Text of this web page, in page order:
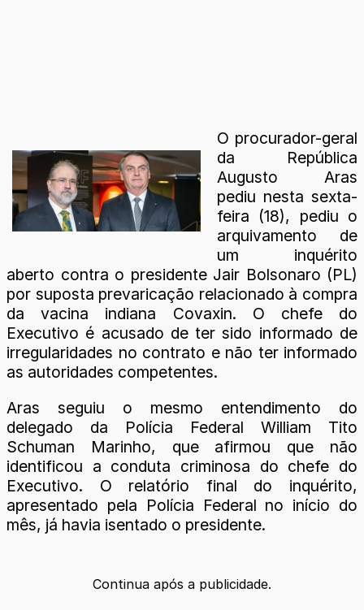
O procurador-geral
da República
Augusto Aras
pediu nesta sexta-
feira (18), pediu o
arquivamento de
um inquérito
aberto contra o presidente Jair Bolsonaro (PL)
por suposta prevaricação relacionado à compra
da vacina indiana Covaxin. O chefe do
Executivo é acusado de ter sido informado de
irregularidades no contrato e não ter informado
as autoridades competentes.
Aras seguiu o mesmo entendimento do
delegado da Polícia Federal William Tito
Schuman Marinho, que afirmou que não
identificou a conduta criminosa do chefe do
Executivo. O relatório final do inquérito,
apresentado pela Polícia Federal no início do
mês, já havia isentado o presidente.
Continua após a publicidade.